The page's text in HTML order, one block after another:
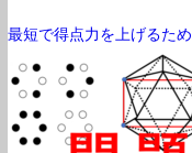
最短で得点力を上げるた